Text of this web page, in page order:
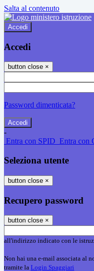
Salta al contenuto
Accedi
Accedi
button close ×
Password dimenticata?
-
Entra con SPID Entra con
Seleziona utente
button close ×
Recupero password
button close ×
all'indirizzo indicato con le
Non hai una e-mail associata al
tramite la Login Spaggiari